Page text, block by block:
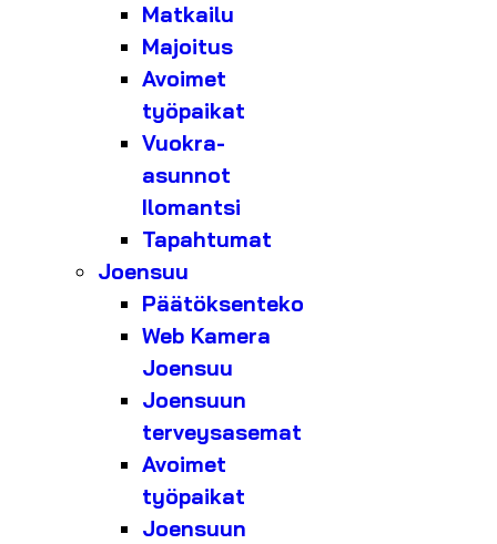
Matkailu
Majoitus
Avoimet
työpaikat
Vuokra-
asunnot
Ilomantsi
Tapahtumat
Joensuu
Päätöksenteko
Web Kamera
Joensuu
Joensuun
terveysasemat
Avoimet
työpaikat
Joensuun